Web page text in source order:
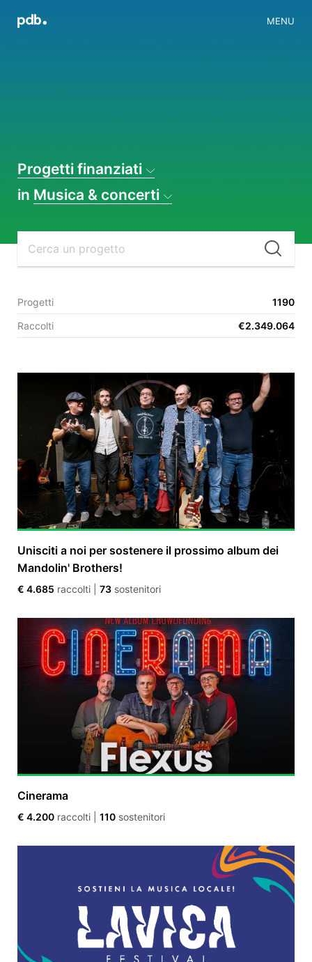
MENU
FR
Progetti finanziati
in Musica & concerti
1190
Progetti
€2.349.064
Raccolti
Unisciti a noi per sostenere il prossimo album dei
Mandolin' Brothers!
€ 4.685 raccolti 73 sostenitori
Cinerama
€ 4.200 raccolti 110 sostenitori